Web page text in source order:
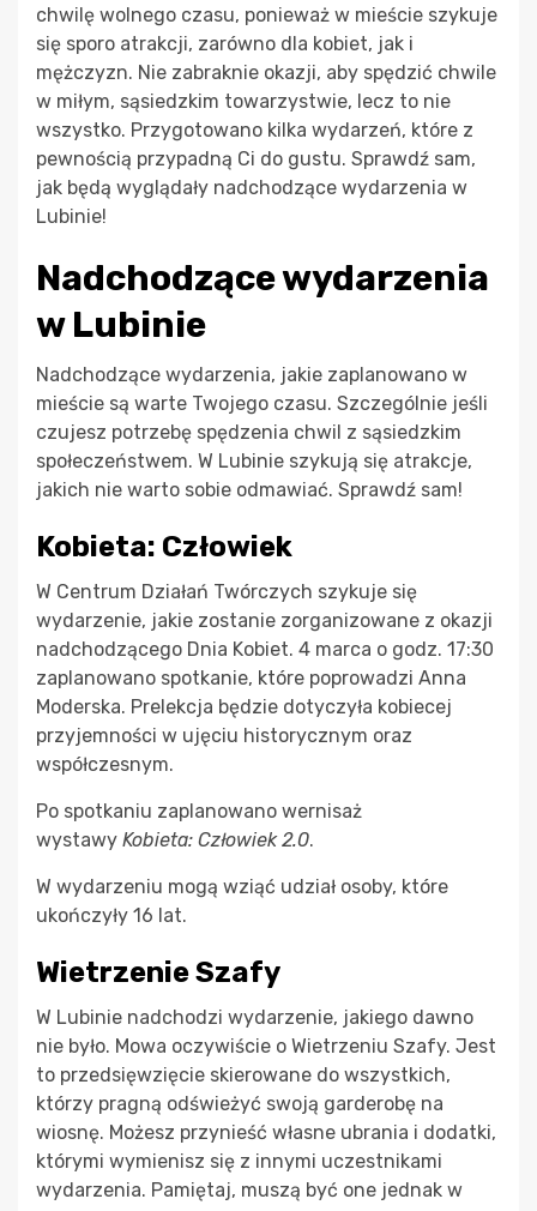
chwilę wolnego czasu, ponieważ w mieście szykuje
się sporo atrakcji, zarówno dla kobiet, jak i
mężczyzn. Nie zabraknie okazji, aby spędzić chwile
w miłym, sąsiedzkim towarzystwie, lecz to nie
wszystko. Przygotowano kilka wydarzeń, które z
pewnością przypadną Ci do gustu. Sprawdź sam,
jak będą wyglądały nadchodzące wydarzenia w
Lubinie!
Nadchodzące wydarzenia
w Lubinie
Nadchodzące wydarzenia, jakie zaplanowano w
mieście są warte Twojego czasu. Szczególnie jeśli
czujesz potrzebę spędzenia chwil z sąsiedzkim
społeczeństwem. W Lubinie szykują się atrakcje,
jakich nie warto sobie odmawiać. Sprawdź sam!
Kobieta: Człowiek
W Centrum Działań Twórczych szykuje się
wydarzenie, jakie zostanie zorganizowane z okazji
nadchodzącego Dnia Kobiet. 4 marca o godz. 17:30
zaplanowano spotkanie, które poprowadzi Anna
Moderska. Prelekcja będzie dotyczyła kobiecej
przyjemności w ujęciu historycznym oraz
współczesnym.
Po spotkaniu zaplanowano wernisaż
wystawy Kobieta: Człowiek 2.0.
W wydarzeniu mogą wziąć udział osoby, które
ukończyły 16 lat.
Wietrzenie Szafy
W Lubinie nadchodzi wydarzenie, jakiego dawno
nie było. Mowa oczywiście o Wietrzeniu Szafy. Jest
to przedsięwzięcie skierowane do wszystkich,
którzy pragną odświeżyć swoją garderobę na
wiosnę. Możesz przynieść własne ubrania i dodatki,
którymi wymienisz się z innymi uczestnikami
wydarzenia. Pamiętaj, muszą być one jednak w